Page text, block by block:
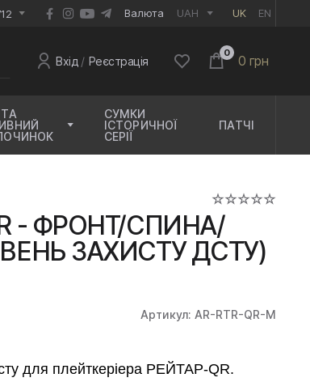
Валюта UAH
EUR UK EN
Вхід / Реєстрація
0
0 грн
ТА
СУМКИ
ІСТОРИЧНОЇ
СЕРІЇ
ПАТЧІ
- ФРОНТ/СПИНА/
ЗАХИСТУ ДСТУ)
Артикул: AR-RTR-QR-M
для плейткеріера РЕЙТАР-QR.